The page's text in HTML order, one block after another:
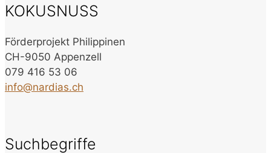
KOKUSNUSS
Förderprojekt Philippinen
CH-9050 Appenzell
079 416 53 06
info@nardias.ch
Suchbegriffe